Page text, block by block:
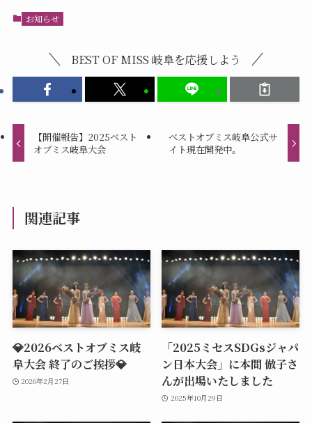
お知らせ
BEST OF MISS 岐阜を応援しよう
【開催報告】2025ベスト
オブミス岐阜大会
ベストオブミス岐阜公式サ
イト現在開発中。
関連記事
💎2026ベストオブミス岐
阜大会 終了のご挨拶💎
2026年2月27日
「2025ミセスSDGsジャパ
ン日本大会」に本間 倣子さ
んが出場いたしました
2025年10月29日